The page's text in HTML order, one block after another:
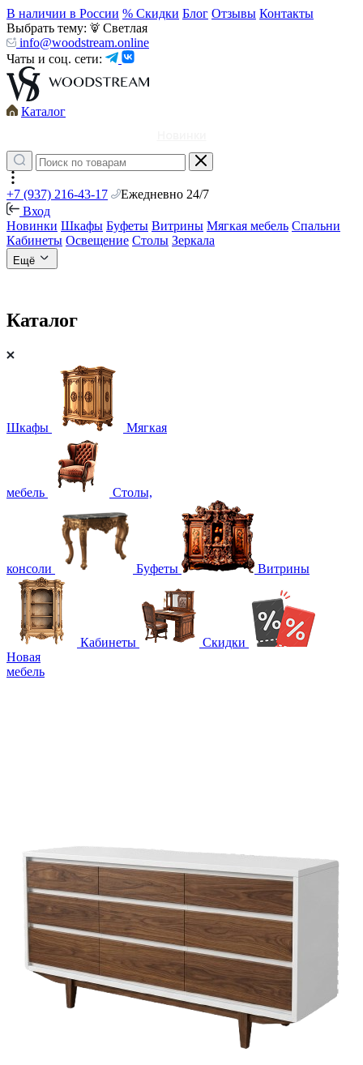
В наличии в России % Скидки Блог Отзывы Контакты
Выбрать тему:
Светлая
info@woodstream.online
Чаты и соц. сети:
Каталог
+7 (937) 216-43-17
Ежедневно 24/7
Вход
Новинки Шкафы Буфеты Витрины Мягкая мебель Спальни
Кабинеты Освещение Столы Зеркала
Ещё
Каталог
Шкафы Мягкая
мебель Столы,
консоли Буфеты Витрины
Кабинеты
Скидки
Новая
мебель